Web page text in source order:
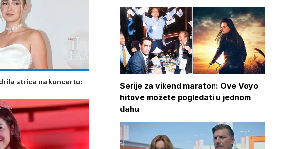
strica na koncertu:
Serije za vikend maraton: Ove Voyo
hitove možete pogledati u jednom
dahu